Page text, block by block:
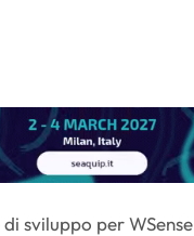
sviluppo per WSense